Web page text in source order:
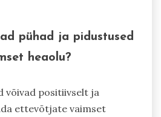
pühad ja pidustused
heaolu?
võivad positiivselt ja
ettevõtjate vaimset